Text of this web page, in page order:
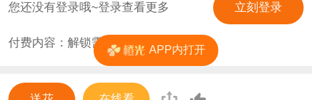
您还没有登录哦~登录查看更多 立刻登录
付费内容：解锁需 6花
APP内打开